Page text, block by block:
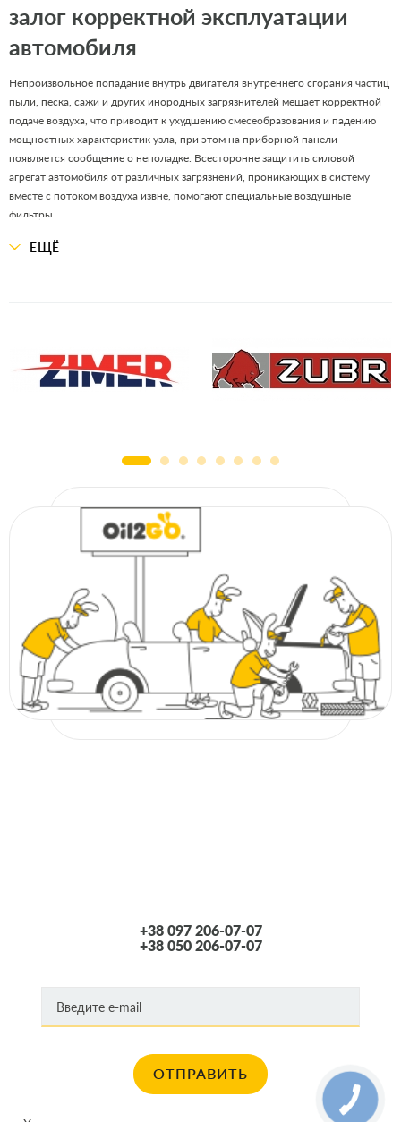
залог корректной эксплуатации
автомобиля
Непроизвольное попадание внутрь двигателя внутреннего сгорания частиц
пыли, песка, сажи и других инородных загрязнителей мешает корректной
подаче воздуха, что приводит к ухудшению смесеобразования и падению
мощностных характеристик узла, при этом на приборной панели
появляется сообщение о неполадке. Всесторонне защитить силовой
агрегат автомобиля от различных загрязнений, проникающих в систему
вместе с потоком воздуха извне, помогают специальные воздушные
фильтры.
Интернет-магазин OIL2GO реализует качественные фильтрующие элементы
(AURORA, E-TEC, MANNOL, SMARTEX и т. д.), которые хорошо себя
зарекомендовали среди украинских автолюбителей. Просмотрите наш
товарный каталог, если вам необходим цилиндрический, панельный или
Важность своевременной замены
каждые 20–30 тысяч километров пробега, но, как правило, его меняют
одновременно с моторным маслом. Воздушные фильтры для автомобилей
выполнения работы — проверить прочность закрытия крышки корпуса.
От своевременности данной манипуляции зависит бесперебойность
эксплуатации автотранспорта, так как качественное очищение воздушных
масс сокращает загрязнение топливных форсунок, способствует
оптимизации расхода топлива, снижает риск поломки двигателя и смежных
механизмов. Стоит отметить, что несвоевременная смена данного
расходного материала может пагубно отразиться на здоровье водителя, в
Комплексный выбор воздушных фильтров от ведущих производителей.
Вы можете самостоятельно убедиться в этом, просмотрев
Доступная стоимость. Каждый посетитель сайта сможет без труда
Наличие сертификатов соответствия на всю продуктовую линейку. Мы
предлагаем только оригинальную продукцию либо сертифицированные
ЕЩЁ
+38 097 206-07-07
+38 050 206-07-07
ОТПРАВИТЬ